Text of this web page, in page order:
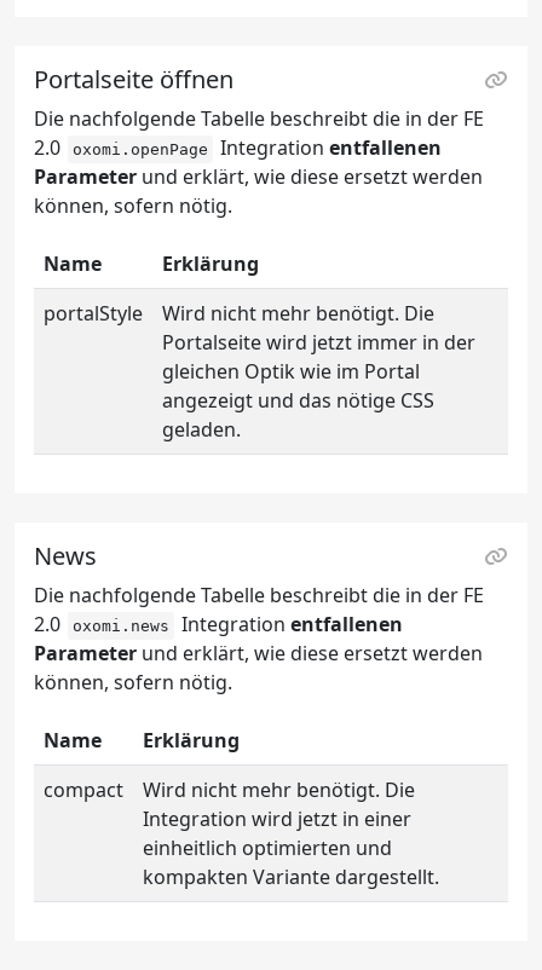
Portalseite öffnen
Die nachfolgende Tabelle beschreibt die in der FE
2.0
oxomi.openPage Integration entfallenen
Parameter und erklärt, wie diese ersetzt werden
können, sofern nötig.
Name
Erklärung
portalStyle
Wird nicht mehr benötigt. Die
Portalseite wird jetzt immer in der
gleichen Optik wie im Portal
angezeigt und das nötige CSS
geladen.
News
Die nachfolgende Tabelle beschreibt die in der FE
2.0
oxomi.news Integration entfallenen
Parameter und erklärt, wie diese ersetzt werden
können, sofern nötig.
Name
Erklärung
compact
Wird nicht mehr benötigt. Die
Integration wird jetzt in einer
einheitlich optimierten und
kompakten Variante dargestellt.